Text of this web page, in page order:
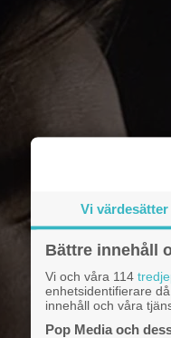
Vi
Bättre innehåll
Vi och våra 114
enhetsidentifierare
innehåll och våra
Pop Media och